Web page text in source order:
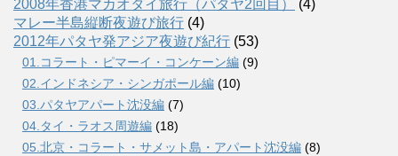
2008年香港マカオタイ旅行（パタヤ2回目）
(4)
マレー半島縦断夜遊び旅行 (4)
2012年パタヤ発アジア夜遊び紀行 (53)
01.コラート・ピマーイ・コンケーン編 (9)
02.インドネシア・シンガポール編 (10)
03.パタヤアパート沈没編 (7)
04.タイ・ラオス周遊編 (18)
05.北京・コラート・サメット島・アパート沈没編 (8)